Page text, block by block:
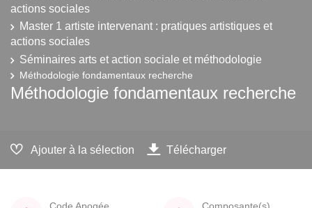
actions sociales
Master 1 artiste intervenant : pratiques artistiques et
actions sociales
Séminaires arts et action sociale et méthodologie
Méthodologie fondamentaux recherche
Méthodologie fondamentaux recherche
Ajouter à la sélection Télécharger
Code Apogée
Composante(s)